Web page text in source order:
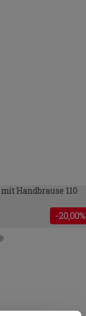
Handbrause 110
-20,00%